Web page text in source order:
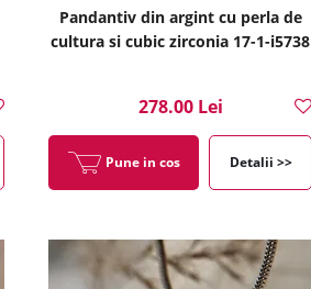
Pandantiv din argint cu perla de
cultura si cubic zirconia 17-1-i5738
278.00 Lei
Pune in cos Detalii >>